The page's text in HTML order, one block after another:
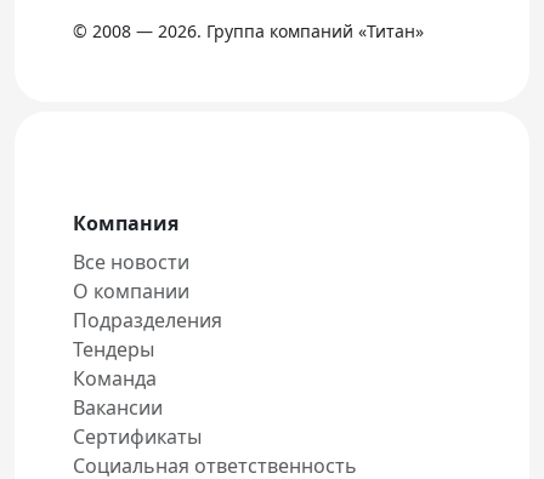
© 2008 — 2026. Группа компаний «Титан»
Компания
Все новости
О компании
Подразделения
Тендеры
Команда
Вакансии
Сертификаты
Социальная ответственность